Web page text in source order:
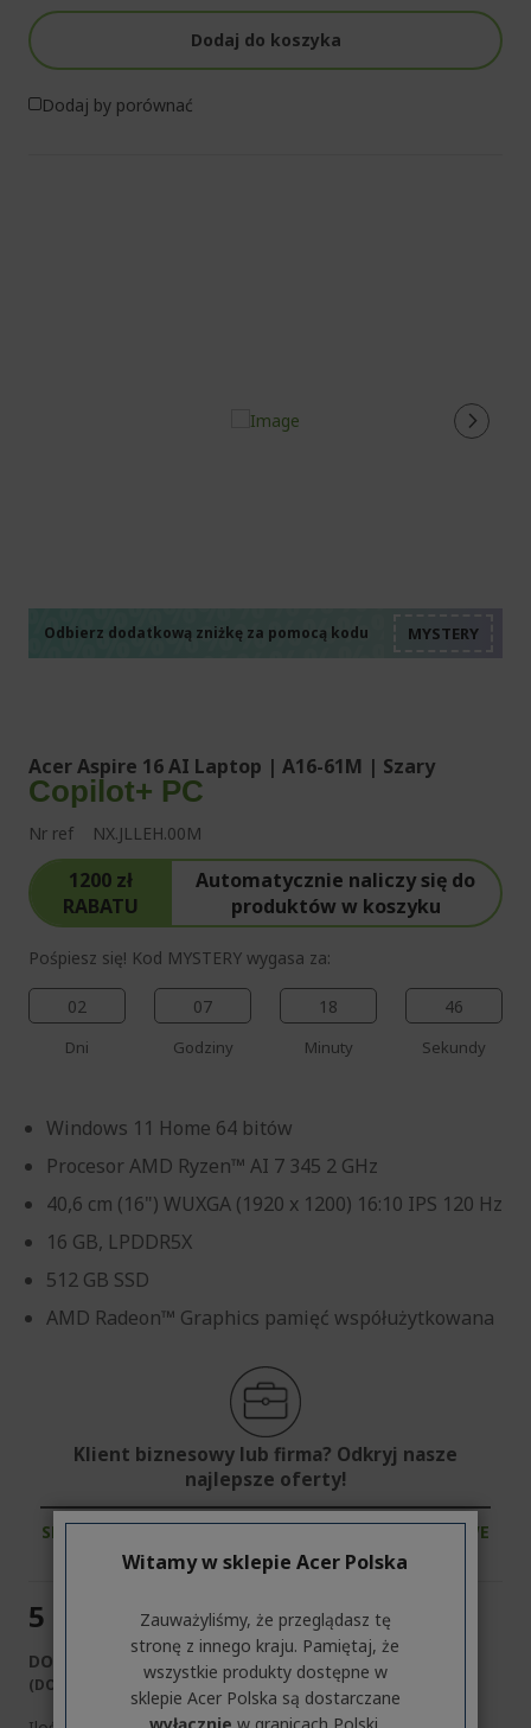
Dodaj do koszyka
Dodaj by porównać
Odbierz dodatkową zniżkę za pomocą kodu
Acer Aspire 16 AI Laptop | A16-61M | Szary
Copilot+ PC
Nr ref NX.JLLEH.00M
1200 zł
RABATU
Automatycznie naliczy się do
produktów w koszyku
Pośpiesz się! Kod MYSTERY wygasa za:
02
Dni
07
Godziny
18
Minuty
44
Sekundy
Windows 11 Home 64 bitów
Procesor AMD Ryzen™ AI 7 345 2 GHz
40,6 cm (16") WUXGA (1920 x 1200) 16:10 IPS 120 Hz
16 GB, LPDDR5X
512 GB SSD
AMD Radeon™ Graphics pamięć współużytkowana
Klient biznesowy lub firma? Odkryj nasze
najlepsze oferty!
SKONTAKTUJ SIĘ Z NAMI | ZAŁÓŻ KONTO FIRMOWE
5 999,00 zł
DOSTĘPNY
(DOSTAWA W 1-2 DNI ROBOCZYCH)​
Witamy w sklepie Acer Polska
Zauważyliśmy, że przeglądasz tę
stronę z innego kraju. Pamiętaj, że
wszystkie produkty dostępne w
sklepie Acer Polska są dostarczane